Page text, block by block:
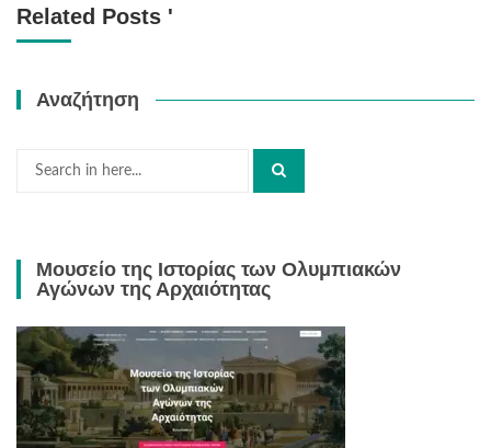
Related Posts '
Αναζήτηση
Search
Μουσείο της Ιστορίας των Ολυμπιακών
Αγώνων της Αρχαιότητας